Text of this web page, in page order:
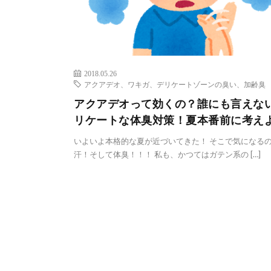
2018.05.26
アクアデオ、ワキガ、デリケートゾーンの臭い、加齢臭
アクアデオって効くの？誰にも言えな
リケートな体臭対策！夏本番前に考え
いよいよ本格的な夏が近づいてきた！ そこで気になる
汗！そして体臭！！！ 私も、かつてはガテン系の […]